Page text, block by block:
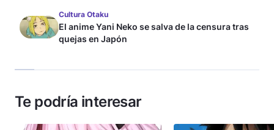
Cultura Otaku
El anime Yani Neko se salva de la censura tras
quejas en Japón
Te podría interesar